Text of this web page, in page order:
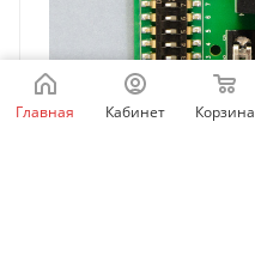
Главная Кабинет Корзина